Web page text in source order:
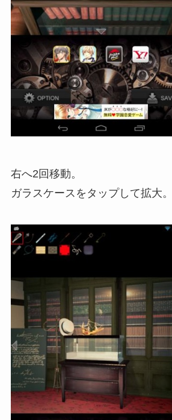
右へ2回移動。
ガラスケースをタップして拡大。